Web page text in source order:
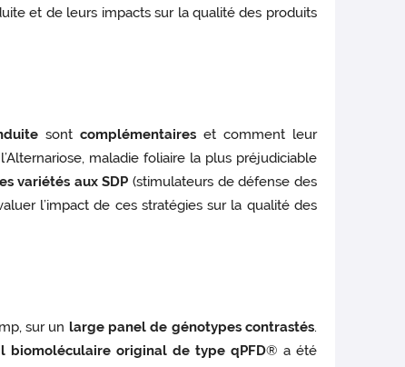
et de leurs impacts sur la qualité des produits
sont complémentaireset comment leur
maladie foliaire la plus préjudiciable
variétés aux SDP (stimulateurs de défense des
l’impact de ces stratégies sur la qualité des
sur un large panel de génotypes contrastés.
biomoléculaire original de type qPFD® a été